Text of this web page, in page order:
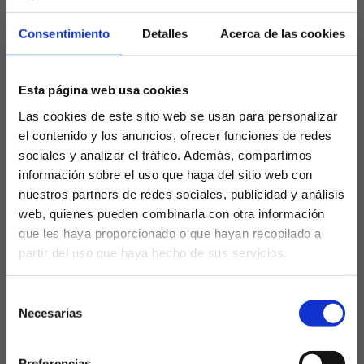
Consentimiento Detalles Acerca de las cookies
Esta página web usa cookies
Las cookies de este sitio web se usan para personalizar
el contenido y los anuncios, ofrecer funciones de redes
sociales y analizar el tráfico. Además, compartimos
información sobre el uso que haga del sitio web con
nuestros partners de redes sociales, publicidad y análisis
web, quienes pueden combinarla con otra información
que les haya proporcionado o que hayan recopilado a
partir del uso que haya hecho de sus servicios.
Necesarias
¿Eres mayor de edad?
SÍ, SOY MAYOR DE 18 AÑOS
victorias convierte cada jornada en una final
auténtica. El Oviedo ya no puede permitirse
“buenas sensaciones” sin premio; de aquí al final solo
directos puede ser definitivo, porque no solo se
pierde, sino que se refuerza al enemigo.
Un calendario que no
perdona
El tramo que viene es tan exigente como decisivo:
Rayo, Espanyol, Valencia, Levante y Sevilla. Cinco
partidos con aroma directo de permanencia, cinco
duelos en los que el Oviedo se juega prácticamente
toda la temporada. Rayo y Levante marcan el corte
de la angustia, Espanyol y Valencia son rivales que
más nombre, también ha coqueteado con la zona